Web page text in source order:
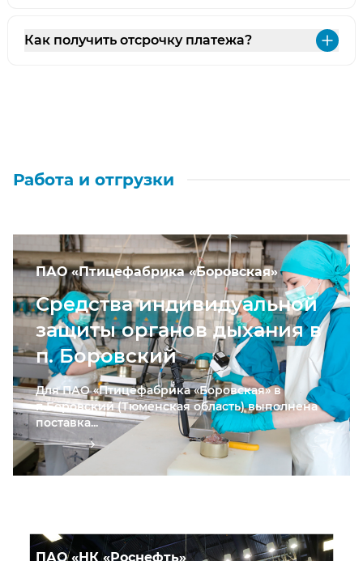
Как получить отсрочку платежа?
Работа и отгрузки
ПАО «Птицефабрика «Боровская»
Средства индивидуальной
защиты органов дыхания в
п. Боровский
Для ПАО «Птицефабрика «Боровская» в
п.Боровский (Тюменская область) выполнена
поставка...
ПАО «НК «Роснефть»